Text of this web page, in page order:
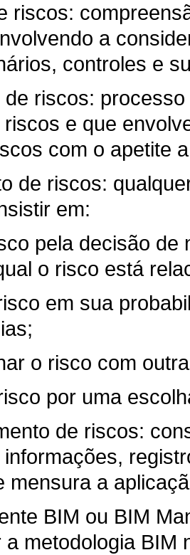
riscos:
a
controles e
de riscos:
e que
com o apetite
de riscos:
em:
pela decisão de
o risco está
em sua
o risco com
por uma
de riscos:
mensura a
BIM ou BIM
a metodologia BIM